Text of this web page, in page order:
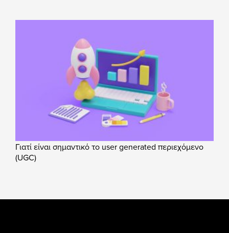
Γιατί είναι σημαντικό το user generated περιεχόμενο
(UGC)